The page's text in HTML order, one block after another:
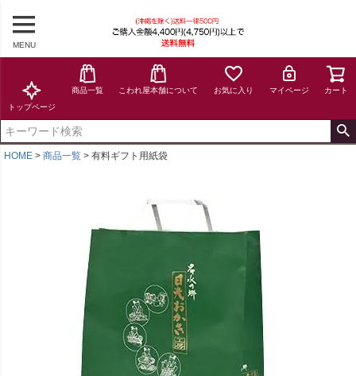
MENU
トップページ
商品一覧 こわれ屋本舗について お気に入り マイページ カート
HOME 商品一覧 有料ギフト用紙袋